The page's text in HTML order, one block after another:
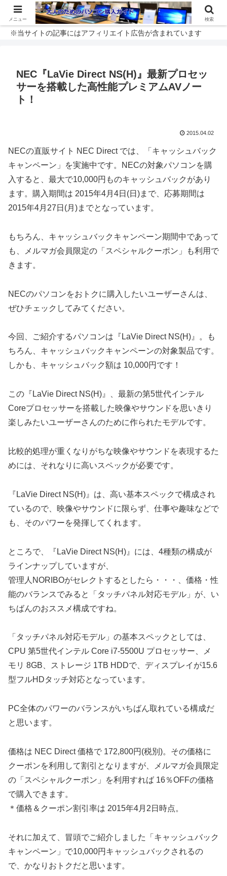
※当サイトの記事にはアフィリエイト広告が含まれています
NEC『LaVie Direct NS(H)』最新プロセッ
サーを搭載した高性能プレミアムAVノー
ト！
2015.04.02
NECの直販サイト NEC Direct では、「キャッシュバック
キャンペーン」を実施中です。NECの対象パソコンを購
入すると、最大で10,000円ものキャッシュバックがあり
ます。購入期間は 2015年4月4日(日)まで、応募期間は
2015年4月27日(月)までとなっています。
もちろん、キャッシュバックキャンペーン期間中であって
も、メルマガ会員限定の「スペシャルクーポン」も利用で
きます。
NECのパソコンをおトクに購入したいユーザーさんは、
ぜひチェックしてみてください。
今回、ご紹介するパソコンは『LaVie Direct NS(H)』。も
ちろん、キャッシュバックキャンペーンの対象製品です。
しかも、キャッシュバック額は 10,000円です！
この『LaVie Direct NS(H)』、最新の第5世代インテル
Coreプロセッサーを搭載した映像やサウンドを思いきり
楽しみたいユーザーさんのために作られたモデルです。
比較的処理が重くなりがちな映像やサウンドを表現するた
めには、それなりに高いスペックが必要です。
『LaVie Direct NS(H)』は、高い基本スペックで構成され
ているので、映像やサウンドに限らず、仕事や趣味などで
も、そのパワーを発揮してくれます。
ところで、『LaVie Direct NS(H)』には、4種類の構成が
ラインナップしていますが、
管理人NORIBOがセレクトするとしたら・・・、価格・性
能のバランスでみると「タッチパネル対応モデル」が、い
ちばんのおススメ構成ですね。
「タッチパネル対応モデル」の基本スペックとしては、
CPU 第5世代インテル Core i7-5500U プロセッサー、メ
モリ 8GB、ストレージ 1TB HDDで、ディスプレイが15.6
型フルHDタッチ対応となっています。
PC全体のパワーのバランスがいちばん取れている構成だ
と思います。
価格は NEC Direct 価格で 172,800円(税別)。その価格に
クーポンを利用して割引となりますが、メルマガ会員限定
の「スペシャルクーポン」を利用すれば 16％OFFの価格
で購入できます。
＊価格＆クーポン割引率は 2015年4月2日時点。
それに加えて、冒頭でご紹介しました「キャッシュバック
キャンペーン」で10,000円キャッシュバックされるの
で、かなりおトクだと思います。
メニュー 検索